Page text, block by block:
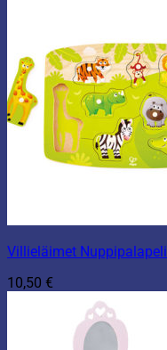
Villieläimet Nuppipalapeli
10,50 €